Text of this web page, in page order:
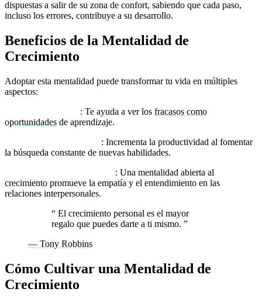
dispuestas a salir de su zona de confort, sabiendo que cada paso,
incluso los errores, contribuye a su desarrollo.
Beneficios de la Mentalidad de
Crecimiento
Adoptar esta mentalidad puede transformar tu vida en múltiples
aspectos:
: Te ayuda a ver los fracasos como
oportunidades de aprendizaje.
: Incrementa la productividad al fomentar
la búsqueda constante de nuevas habilidades.
: Una mentalidad abierta al
crecimiento promueve la empatía y el entendimiento en las
relaciones interpersonales.
“ El crecimiento personal es el mayor
regalo que puedes darte a ti mismo. ”
— Tony Robbins
Cómo Cultivar una Mentalidad de
Crecimiento